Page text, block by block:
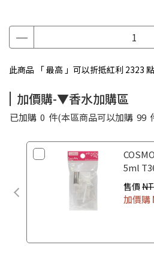
此商品 「 最高 」可以折抵紅利 2323
加價購-▼香水加購區
已加購 0 件(本區商品可以加購 99
5ml
空瓶 香
售價
加價購